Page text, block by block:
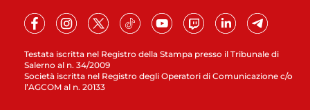
Testata iscritta nel Registro della Stampa presso il Tribunale di
Salerno al n. 34/2009
Società iscritta nel Registro degli Operatori di Comunicazione c/o
l’AGCOM al n. 20133